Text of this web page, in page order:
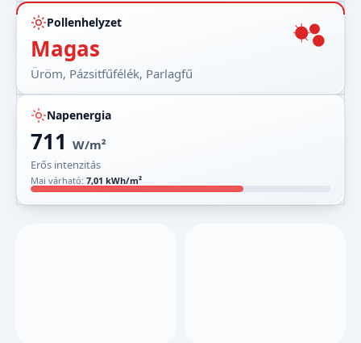
Pollenhelyzet
Magas
Üröm, Pázsitfűfélék, Parlagfű
Napenergia
711 W/m²
Erős intenzitás
Mai várható: 7,01 kWh/m²